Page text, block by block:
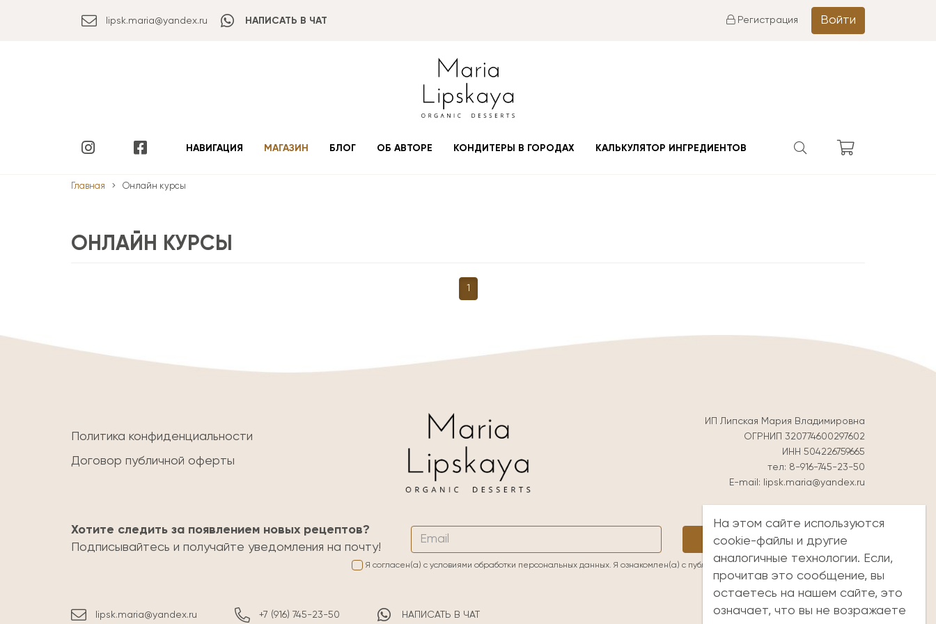
lipsk.maria@yandex.ru НАПИСАТЬ В ЧАТ Регистрация Войти
НАВИГАЦИЯ МАГАЗИН БЛОГ ОБ АВТОРЕ КОНДИТЕРЫ В ГОРОДАХ КАЛЬКУЛЯТОР ИНГРЕДИЕНТОВ
Главная Онлайн курсы
ОНЛАЙН КУРСЫ
1
Политика конфиденциальности
Договор публичной оферты
ИП Липская Мария Владимировна
ОГРНИП 320774600297602
ИНН 504226759665
тел: 8-916-745-23-50
E-mail:
lipsk.maria@yandex.ru
Хотите следить за появлением новых рецептов?
Подписывайтесь и получайте уведомления на почту!
Подписаться
Я согласен(а) с условиями обработки персональных данных. Я ознакомлен(а) с публичной офертой
lipsk.maria@yandex.ru +7 (916) 745-23-50 НАПИСАТЬ В ЧАТ
На этом сайте используются
cookie-файлы и другие
аналогичные технологии. Если,
прочитав это сообщение, вы
остаетесь на нашем сайте, это
означает, что вы не возражаете